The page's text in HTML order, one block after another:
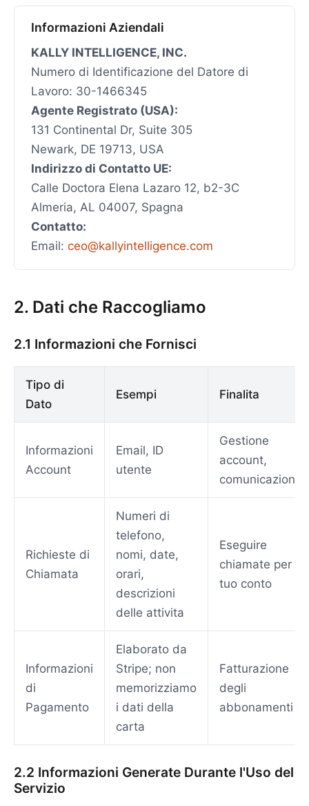
Informazioni Aziendali
KALLY INTELLIGENCE, INC.
Numero di Identificazione del Datore di
Lavoro: 30-1466345
Agente Registrato (USA):
131 Continental Dr, Suite 305
Newark, DE 19713, USA
Indirizzo di Contatto UE:
Calle Doctora Elena Lazaro 12, b2-3C
Almeria, AL 04007, Spagna
Contatto:
Email: ceo@kallyintelligence.com
2. Dati che Raccogliamo
2.1 Informazioni che Fornisci
Tipo di
Dato
Esempi Finalita
Informazioni
Account
Email, ID
utente
Gestione
account,
comunicazione
Richieste di
Chiamata
Numeri di
telefono,
nomi, date,
orari,
descrizioni
delle attivita
Eseguire
chiamate per
tuo conto
Informazioni
di
Pagamento
Elaborato da
Stripe; non
memorizziamo
i dati della
carta
Fatturazione
degli
abbonamenti
2.2 Informazioni Generate Durante l'Uso del
Servizio